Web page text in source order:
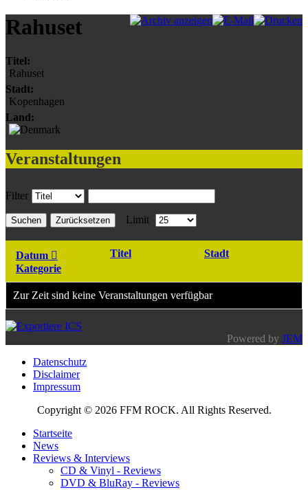
Rahuset
Titel:
Rahuset
Stadt:
Kopenhagen
Land:
Veranstaltungen
Filter
Suchen Zurücksetzen Limit
Datum Titel
Stadt
Kategorie
Zur Zeit sind keine Veranstaltungen verfügbar
Powered by JEM
Datenschutz
Disclaimer
Impressum
Copyright © 2026 FFM ROCK. All Rights Reserved.
Startseite
News
Reviews & Interviews
CD & Vinyl - Reviews
DVD & BluRay - Reviews